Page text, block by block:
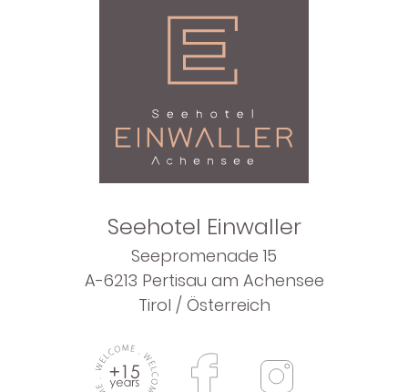
Seehotel Einwaller
Seepromenade 15
A-6213 Pertisau am Achensee
Tirol / Österreich